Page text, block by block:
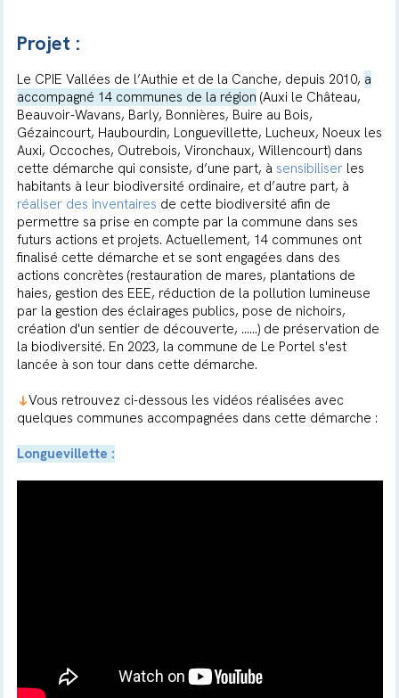
Projet :
Le CPIE Vallées de l’Authie et de la Canche, depuis 2010, a
accompagné 14 communes de la région (Auxi le Château,
Beauvoir-Wavans, Barly, Bonnières, Buire au Bois,
Gézaincourt, Haubourdin, Longuevillette, Lucheux, Noeux les
Auxi, Occoches, Outrebois, Vironchaux, Willencourt) dans
cette démarche qui consiste, d’une part, à sensibiliserles
habitants à leur biodiversité ordinaire, et d’autre part, à
réaliser des inventaires de cette biodiversité afin de
permettre sa prise en compte par la commune dans ses
futurs actions et projets. Actuellement, 14 communes ont
finalisé cette démarche et se sont engagées dans des
actions concrètes (restauration de mares, plantations de
haies, gestion des EEE, réduction de la pollution lumineuse
par la gestion des éclairages publics, pose de nichoirs,
création d'un sentier de découverte, ......) de préservation de
la biodiversité. En 2023, la commune de Le Portel s'est
lancée à son tour dans cette démarche.
➜Vous retrouvez ci-dessous les vidéos réalisées avec
quelques communes accompagnées dans cette démarche :
Longuevillette :